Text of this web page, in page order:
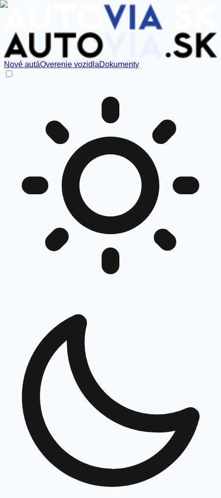
Nové autáOverenie vozidlaDokumenty